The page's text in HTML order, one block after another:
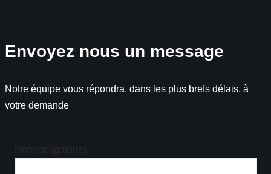
Envoyez nous un message
Notre équipe vous répondra, dans les plus brefs délais, à
votre demande
(obligatoire)